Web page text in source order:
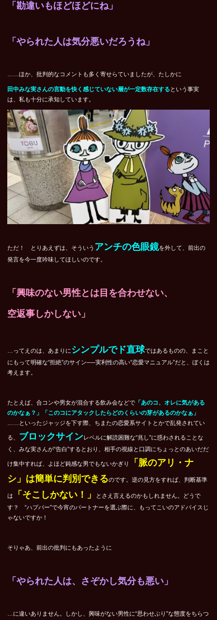
「勘違いもほどほどにね」
「やられた人は気分悪いだろうね」
……ほか、批判的なコメントも多く寄せらていましたが、たしかに
田中みな実さんの言動を快く感じていない層が一定数存在する という事実
は、私も十分に承知しています。
ただ！ とりあえずは、そういう アンチの色眼鏡を外して、前出の
発言を今一度吟味してほしいのです。
「興味のない男性とは目を合わせない、
空返事しかしない」
…ってえのは、あまりに シンプルでド直球ではあるものの、まこと
にもって明確な“拒絶”のサイン──実利性の高い“恋愛マニュアル”だと、ぼくは
考えます。
たとえば、合コンや男女が混合する飲み会などで 「あのコ、オレに気がある
のかなぁ？」「このコにアタックしたらどのくらいの芽があるのかなぁ」
……といったジャッジを下す際、ちまたの恋愛系サイトとかで乱発されてい
る、 ブロックサインレベルに解読困難な“兆し”に惑わされることな
く、みな実さんが“告白”するとおり、相手の視線と口調にちょっとのあいだだ
け集中すれば、よほど鈍感な男でもないかぎり
「脈のアリ・ナ
シ」は簡単に判別できるのです。逆の見方をすれば、判断基準
は 「そこしかない！」
とさえ言えるのかもしれません。どうで
す？ “ハプバー”で今宵のパートナーを選ぶ際に、もってこいのアドバイスじ
ゃないですか！
そりゃあ、前出の批判にもあったように
「やられた人は、さぞかし気分も悪い」
…に違いありません。しかし、興味がない男性に“思わせぶり”な態度をちらつ